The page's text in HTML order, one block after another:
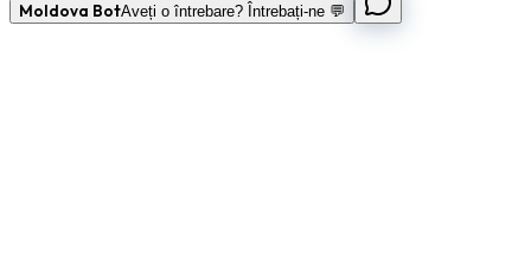
Moldova BotAveți o întrebare? Întrebați-ne 💬